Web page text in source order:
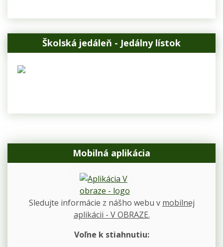
Školská jedáleň - Jedálny lístok
Mobilná aplikácia
Sledujte informácie z nášho webu v mobilnej
aplikácii - V OBRAZE.
Voľne k stiahnutiu: